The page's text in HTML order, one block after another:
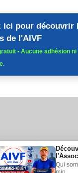
ici pour découvrir
de l'AIVF
• Aucune adhésion
Qui